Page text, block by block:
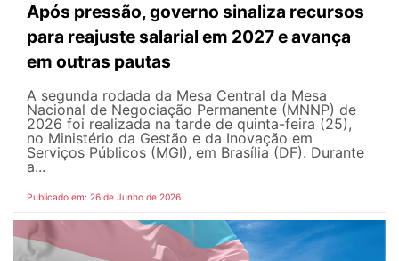
Após pressão, governo sinaliza recursos
para reajuste salarial em 2027 e avança
em outras pautas
A segunda rodada da Mesa Central da Mesa
Nacional de Negociação Permanente (MNNP) de
2026 foi realizada na tarde de quinta-feira (25),
no Ministério da Gestão e da Inovação em
Serviços Públicos (MGI), em Brasília (DF). Durante
a...
Publicado em: 26 de Junho de 2026